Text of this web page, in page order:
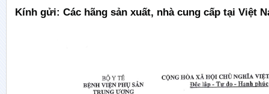
Kính gửi: Các hãng sản xuất, nhà cung cấp tại Việt